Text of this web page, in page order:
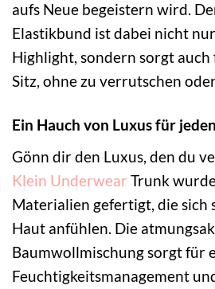
aufs Neue begeistern wird.
Elastikbund ist dabei nicht
Highlight, sondern sorgt
Sitz, ohne zu verrutschen
Ein Hauch von Luxus für
Gönn dir den Luxus, den du
Klein Underwear Trunk
Materialien gefertigt, die sich
Haut anfühlen. Die
Baumwollmischung sorgt für
Feuchtigkeitsmanagement